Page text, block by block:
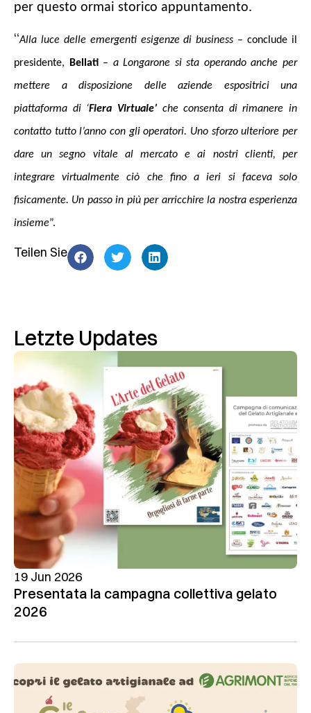
per questo ormai storico appuntamento.
“Alla luce delle emergenti esigenze di business – conclude il
presidente, Bellati– a Longarone si sta operando anche per
mettere a disposizione delle aziende espositrici una
piattaforma di ‘Fiera Virtuale’che consenta di rimanere in
contatto tutto l’anno con gli operatori. Uno sforzo ulteriore per
dare un segno vitale al mercato e ai nostri clienti, per
integrare virtualmente ciò che fino a ieri si faceva solo
fisicamente. Un passo in più per arricchire la nostra esperienza
insieme”.
Teilen Sie
Letzte Updates
19 Jun 2026
Presentata la campagna collettiva gelato
2026